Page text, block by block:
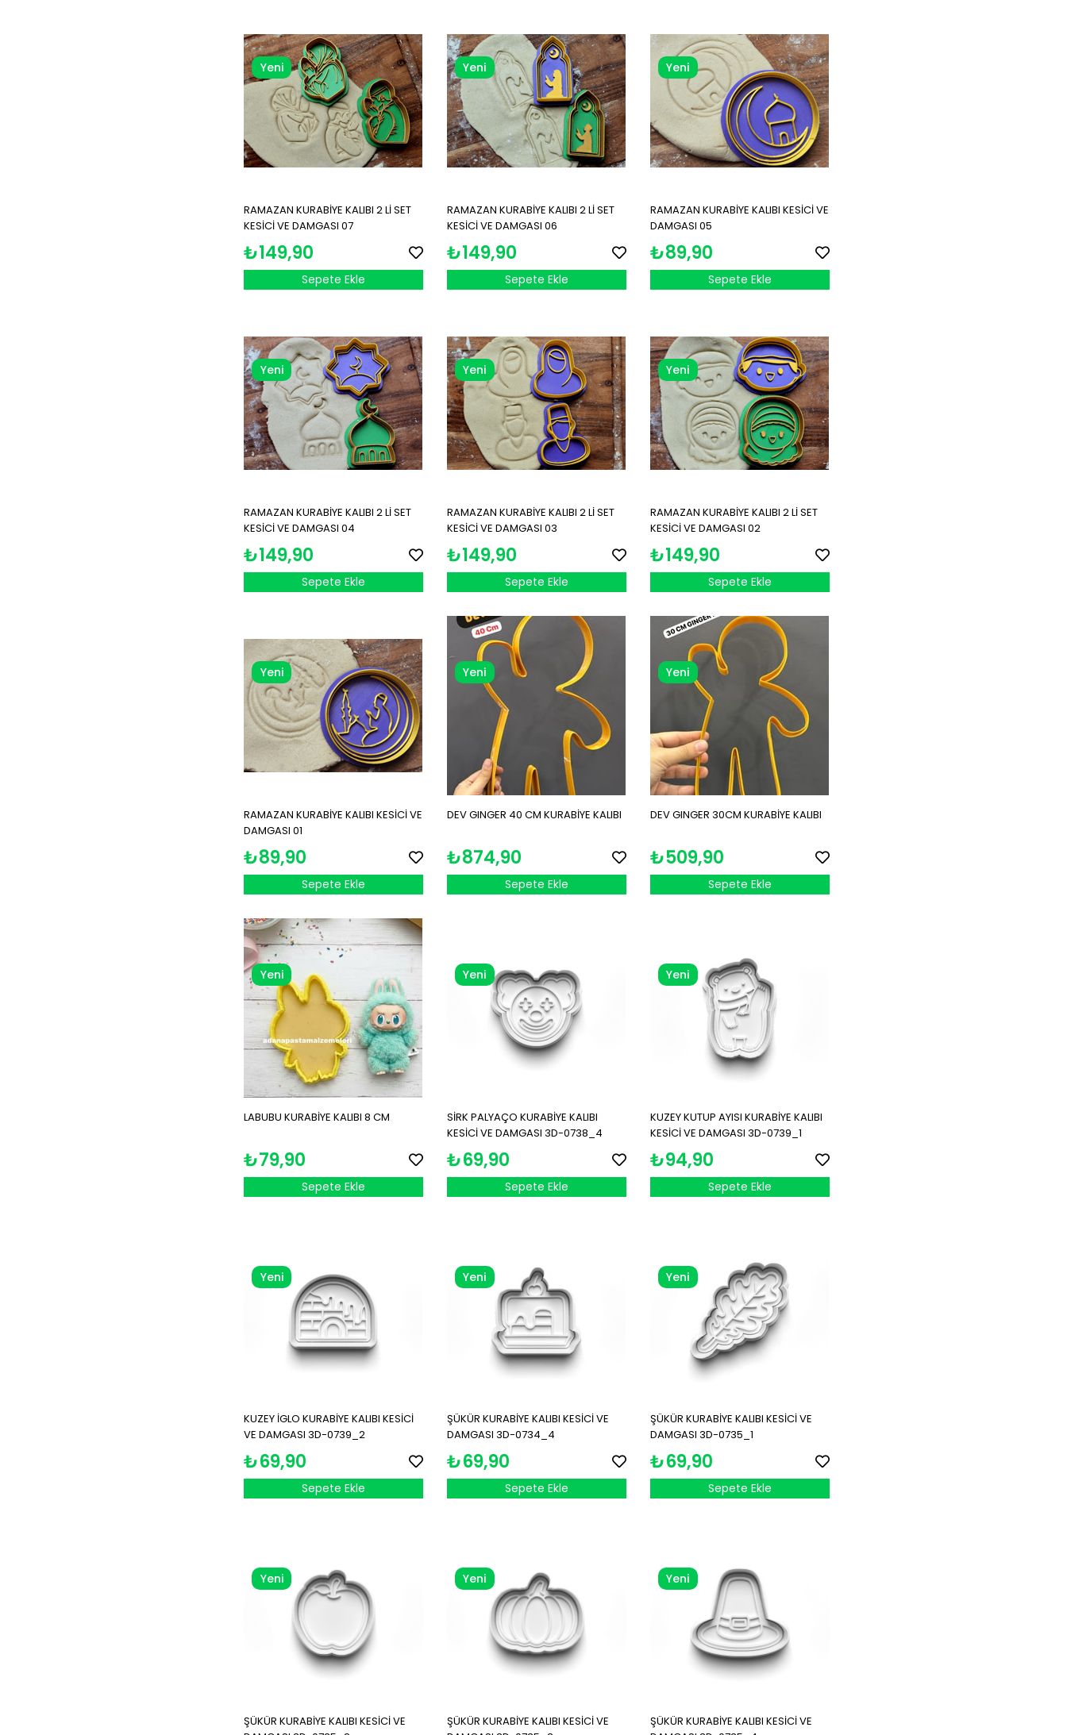
RAMAZAN KURABİYE KALIBI 2 Lİ SET
KESİCİ VE DAMGASI 07
₺149,90
Sepete Ekle
Yeni
Ürün
RAMAZAN KURABİYE KALIBI 2 Lİ SET
KESİCİ VE DAMGASI 06
₺149,90
Sepete Ekle
Yeni
Ürün
RAMAZAN KURABİYE KALIBI KESİCİ VE
DAMGASI 05
₺89,90
Sepete Ekle
Yeni
Ürün
RAMAZAN KURABİYE KALIBI 2 Lİ SET
KESİCİ VE DAMGASI 04
₺149,90
Sepete Ekle
Yeni
Ürün
RAMAZAN KURABİYE KALIBI 2 Lİ SET
KESİCİ VE DAMGASI 03
₺149,90
Sepete Ekle
Yeni
Ürün
RAMAZAN KURABİYE KALIBI 2 Lİ SET
KESİCİ VE DAMGASI 02
₺149,90
Sepete Ekle
Yeni
Ürün
RAMAZAN KURABİYE KALIBI KESİCİ VE
DAMGASI 01
₺89,90
Sepete Ekle
Yeni
Ürün
DEV GINGER 40 CM KURABİYE KALIBI
₺874,90
Sepete Ekle
Yeni
Ürün
DEV GINGER 30CM KURABİYE KALIBI
₺509,90
Sepete Ekle
Yeni
LABUBU KURABİYE KALIBI 8 CM
₺79,90
Sepete Ekle
Yeni
Ürün
SİRK PALYAÇO KURABİYE KALIBI
KESİCİ VE DAMGASI 3D-0738_4
₺69,90
Sepete Ekle
Yeni
KUZEY KUTUP AYISI KURABİYE KALIBI
KESİCİ VE DAMGASI 3D-0739_1
₺94,90
Sepete Ekle
Yeni
KUZEY İGLO KURABİYE KALIBI KESİCİ
VE DAMGASI 3D-0739_2
₺69,90
Sepete Ekle
Yeni
ŞÜKÜR KURABİYE KALIBI KESİCİ VE
DAMGASI 3D-0734_4
₺69,90
Sepete Ekle
Yeni
ŞÜKÜR KURABİYE KALIBI KESİCİ VE
DAMGASI 3D-0735_1
₺69,90
Sepete Ekle
Yeni
ŞÜKÜR KURABİYE KALIBI KESİCİ VE
Yeni
ŞÜKÜR KURABİYE KALIBI KESİCİ VE
Yeni
ŞÜKÜR KURABİYE KALIBI KESİCİ VE
Yeni